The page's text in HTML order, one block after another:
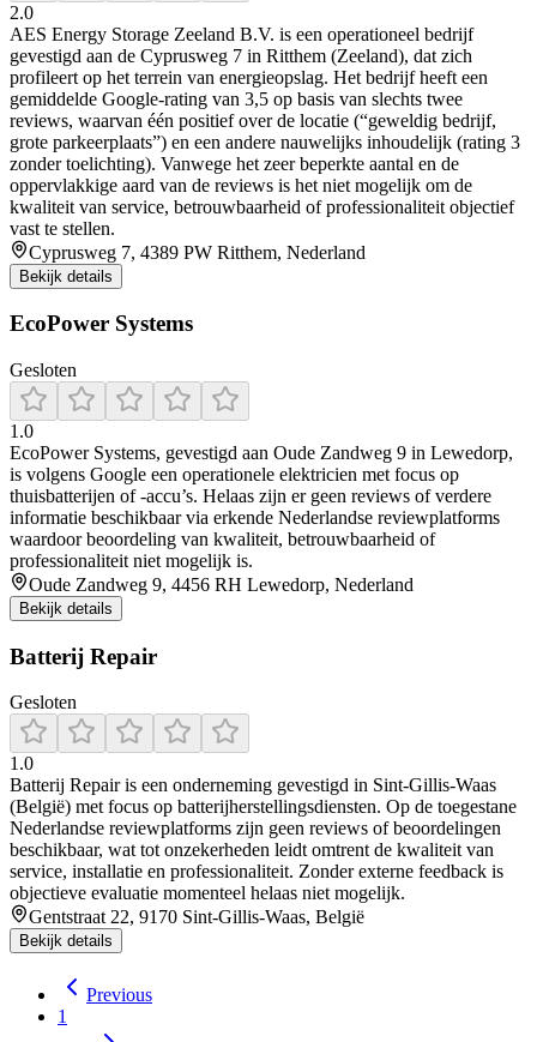
2.0
AES Energy Storage Zeeland B.V. is een operationeel bedrijf
gevestigd aan de Cyprusweg 7 in Ritthem (Zeeland), dat zich
profileert op het terrein van energieopslag. Het bedrijf heeft een
gemiddelde Google-rating van 3,5 op basis van slechts twee
reviews, waarvan één positief over de locatie (“geweldig bedrijf,
grote parkeerplaats”) en een andere nauwelijks inhoudelijk (rating 3
zonder toelichting). Vanwege het zeer beperkte aantal en de
oppervlakkige aard van de reviews is het niet mogelijk om de
kwaliteit van service, betrouwbaarheid of professionaliteit objectief
vast te stellen.
Cyprusweg 7, 4389 PW Ritthem, Nederland
Bekijk details
EcoPower Systems
Gesloten
1.0
EcoPower Systems, gevestigd aan Oude Zandweg 9 in Lewedorp,
is volgens Google een operationele elektricien met focus op
thuisbatterijen of -accu’s. Helaas zijn er geen reviews of verdere
informatie beschikbaar via erkende Nederlandse reviewplatforms
waardoor beoordeling van kwaliteit, betrouwbaarheid of
professionaliteit niet mogelijk is.
Oude Zandweg 9, 4456 RH Lewedorp, Nederland
Bekijk details
Batterij Repair
Gesloten
1.0
Batterij Repair is een onderneming gevestigd in Sint-Gillis‑Waas
(België) met focus op batterijherstellingsdiensten. Op de toegestane
Nederlandse reviewplatforms zijn geen reviews of beoordelingen
beschikbaar, wat tot onzekerheden leidt omtrent de kwaliteit van
service, installatie en professionaliteit. Zonder externe feedback is
objectieve evaluatie momenteel helaas niet mogelijk.
Gentstraat 22, 9170 Sint-Gillis-Waas, België
Bekijk details
Previous
1